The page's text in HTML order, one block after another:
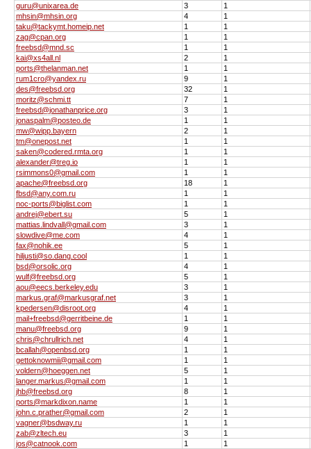
guru@unixarea.de
3
1
mhsin@mhsin.org
4
1
taku@tackymt.homeip.net
1
1
zag@cpan.org
1
1
freebsd@mnd.sc
1
1
kai@xs4all.nl
2
1
ports@thelanman.net
1
1
rum1cro@yandex.ru
9
1
des@freebsd.org
32
1
moritz@schmi.tt
7
1
freebsd@jonathanprice.org
3
1
jonaspalm@posteo.de
1
1
mw@wipp.bayern
2
1
tm@onepost.net
1
1
saken@codered.rmta.org
1
1
alexander@treg.io
1
1
rsimmons0@gmail.com
1
1
apache@freebsd.org
18
1
fbsd@any.com.ru
1
1
noc-ports@biglist.com
1
1
andrej@ebert.su
5
1
mattias.lindvall@gmail.com
3
1
slowdive@me.com
4
1
fax@nohik.ee
5
1
hiljusti@so.dang.cool
1
1
bsd@orsolic.org
4
1
wulf@freebsd.org
5
1
aou@eecs.berkeley.edu
3
1
markus.graf@markusgraf.net
3
1
kpedersen@disroot.org
4
1
mail+freebsd@gerritbeine.de
1
1
manu@freebsd.org
9
1
chris@chrullrich.net
4
1
bcallah@openbsd.org
1
1
gettoknowmii@gmail.com
1
1
voldern@hoeggen.net
5
1
langer.markus@gmail.com
1
1
jhb@freebsd.org
8
1
ports@markdixon.name
1
1
john.c.prather@gmail.com
2
1
vagner@bsdway.ru
1
1
zab@zltech.eu
3
1
jos@catnook.com
1 1